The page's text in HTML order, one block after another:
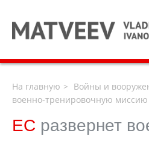
На главную Войны и
военно-тренировочную
ЕС развернет